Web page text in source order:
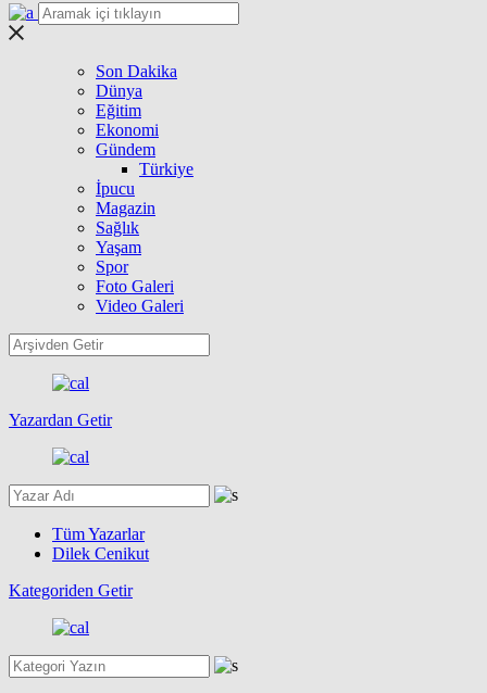
Son Dakika
Dünya
Eğitim
Ekonomi
Gündem
Türkiye
İpucu
Magazin
Sağlık
Yaşam
Spor
Foto Galeri
Video Galeri
Yazardan Getir
Tüm Yazarlar
Dilek Cenikut
Kategoriden Getir